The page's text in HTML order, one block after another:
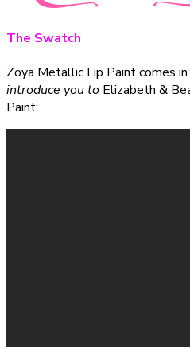
The Swatch
Zoya Metallic Lip Paint comes
introduce you to Elizabeth &
Paint: